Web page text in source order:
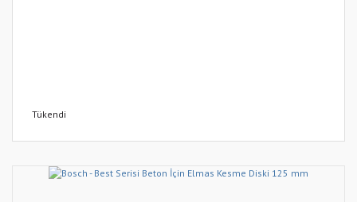
Tükendi